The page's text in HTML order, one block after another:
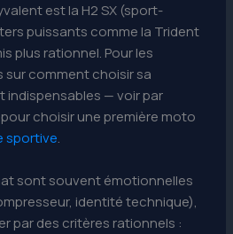
est la H2 SX (sport-
puissants comme la Trident
plus rationnel. Pour les
sur comment choisir sa
indispensables — voir par
choisir une première moto
sportive.
sont souvent émotionnelles
identité technique),
par des critères rationnels :